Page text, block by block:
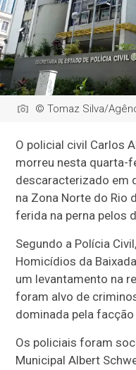
© Tomaz Silva/
O policial civil Carlos
morreu nesta quarta-
descaracterizado em
na Zona Norte do Rio
ferida na perna pelos
Segundo a Polícia
Homicídios da
um levantamento na
foram alvo de
dominada pela
Os policiais foram
Municipal Albert